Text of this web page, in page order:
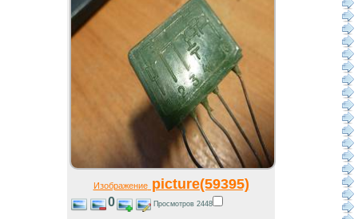
Изображениеpicture(59395)
0 Просмотров 2448